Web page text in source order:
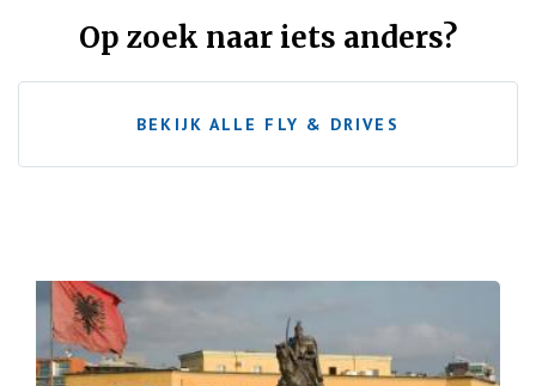
Op zoek naar iets anders?
BEKIJK ALLE FLY & DRIVES